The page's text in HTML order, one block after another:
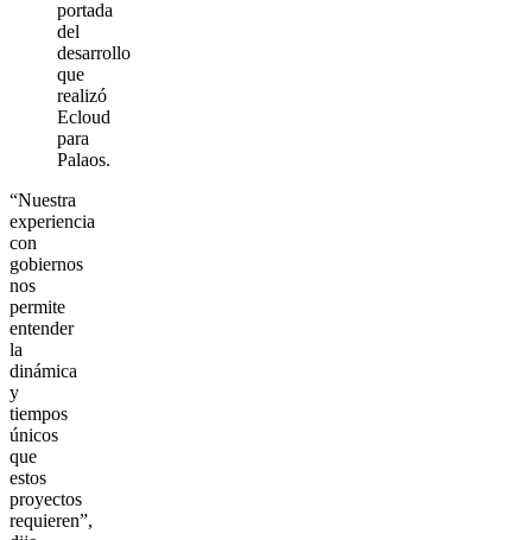
portada
del
desarrollo
que
realizó
Ecloud
para
Palaos.
“Nuestra
experiencia
con
gobiernos
nos
permite
entender
la
dinámica
y
tiempos
únicos
que
estos
proyectos
requieren”,